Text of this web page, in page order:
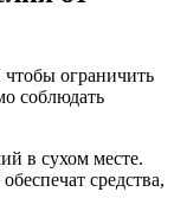
ограничить
соблюдать
в сухом месте.
средства,